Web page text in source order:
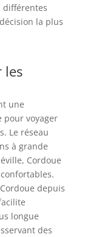
différentes
la plus
les
une
pour voyager
Le réseau
à grande
Cordoue
depuis
longue
des